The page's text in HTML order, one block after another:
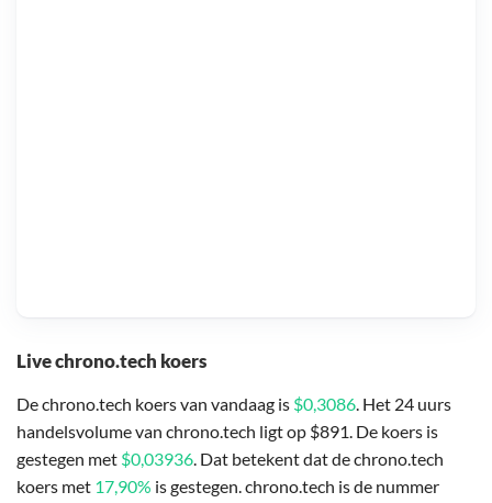
Live chrono.tech koers
De chrono.tech koers van vandaag is $0,3086. Het 24 uurs
handelsvolume van chrono.tech ligt op $891. De koers is
gestegen met $0,03936. Dat betekent dat de chrono.tech
koers met 17,90% is gestegen. chrono.tech is de nummer